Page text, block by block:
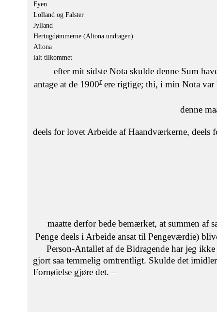
Fyen
Lolland og Falster
Jylland
Hertugdømmerne (Altona undtagen)
Altona
ialt tilkommet
efter mit sidste Nota skulde denne Sum
antage at de 1900rere rigtige; thi, i min Nota var
denne
deels for lovet Arbeide af Haandværkerne, deels
maatte derfor bede bemærket, at summen af
Penge deels i Arbeide ansat til Pengeværdie)
Person-Antallet af de Bidragende har jeg
gjort saa temmelig omtrentligt. Skulde det
Fornøielse gjøre det. –